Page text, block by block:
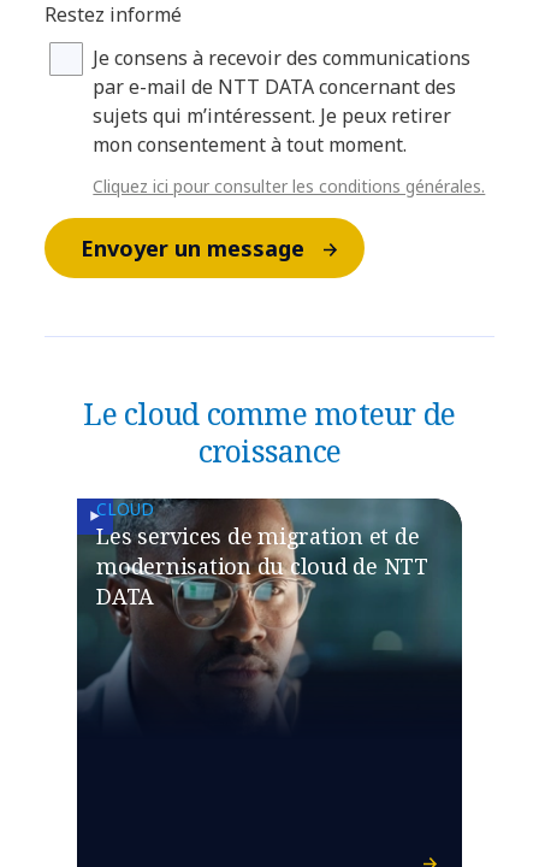
Restez informé
Je consens à recevoir des communications
par e-mail de NTT DATA concernant des
sujets qui m’intéressent. Je peux retirer
mon consentement à tout moment.
Cliquez ici pour consulter les conditions générales.
Envoyer un message
Le cloud comme moteur de
croissance
CLOUD
Les services de migration et de
modernisation du cloud de NTT
DATA